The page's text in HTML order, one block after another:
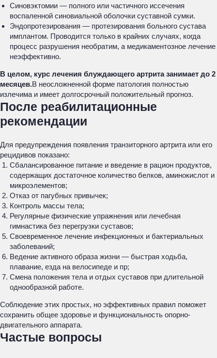
Синовэктомии — полного или частичного иссечения
воспаленной синовиальной оболочки суставной сумки.
Эндопротезирования — протезирования больного сустава
имплантом. Проводится только в крайних случаях, когда
процесс разрушения необратим, а медикаментозное лечение
неэффективно.
В целом, курс лечения блуждающего артрита занимает до 2
месяцев.В неосложненной форме патология полностью
излечима и имеет долгосрочный положительный прогноз.
После реабилитационные
рекомендации
Для предупреждения появления транзиторного артрита или его
рецидивов показано:
Сбалансированное питание и введение в рацион продуктов,
содержащих достаточное количество белков, аминокислот и
микроэлементов;
Отказ от пагубных привычек;
Контроль массы тела;
Регулярные физические упражнения или лечебная
гимнастика без перегрузки суставов;
Своевременное лечение инфекционных и бактериальных
заболеваний;
Ведение активного образа жизни — быстрая ходьба,
плавание, езда на велосипеде и пр;
Смена положения тела и отдых суставов при длительной
однообразной работе.
Соблюдение этих простых, но эффективных правил поможет
сохранить общее здоровье и функциональность опорно-
двигательного аппарата.
Частые вопросы